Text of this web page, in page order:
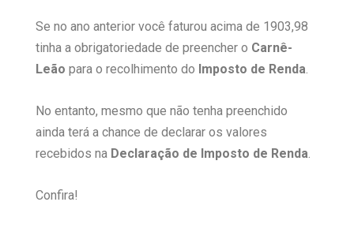
Se no ano anterior você faturou acima de 1903,98
tinha a obrigatoriedade de preencher o Carnê-
Leão para o recolhimento do Imposto de Renda.
No entanto, mesmo que não tenha preenchido
ainda terá a chance de declarar os valores
recebidos na Declaração de Imposto de Renda.
Confira!